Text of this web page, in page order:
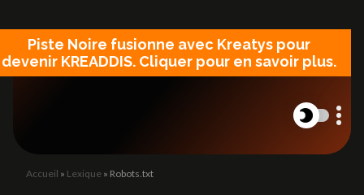
Piste Noire fusionne avec Kreatys pour
devenir KREADDIS. Cliquer pour en savoir plus.
Accueil » Lexique » Robots.txt